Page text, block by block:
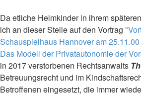
Da etliche Heimkinder in ihrem
ich an dieser Stelle auf den Vortrag
Schauspielhaus Hannover am 25.11.00
Das Modell der Privatautonomie der
in 2017 verstorbenen Rechtsanwalts
Betreuungsrecht und im
Betroffenen eingesetzt, die immer